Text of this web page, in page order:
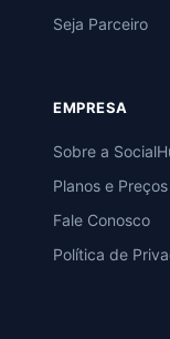
Seja Parceiro
EMPRESA
Sobre a
Planos e Preços
Fale Conosco
Política de